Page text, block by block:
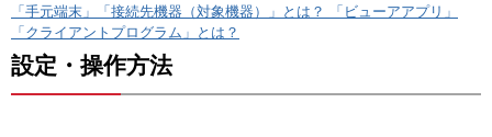
「手元端末」「接続先機器（対象機器）」とは？ 「ビューアアプリ」
「クライアントプログラム」とは？
設定・操作方法